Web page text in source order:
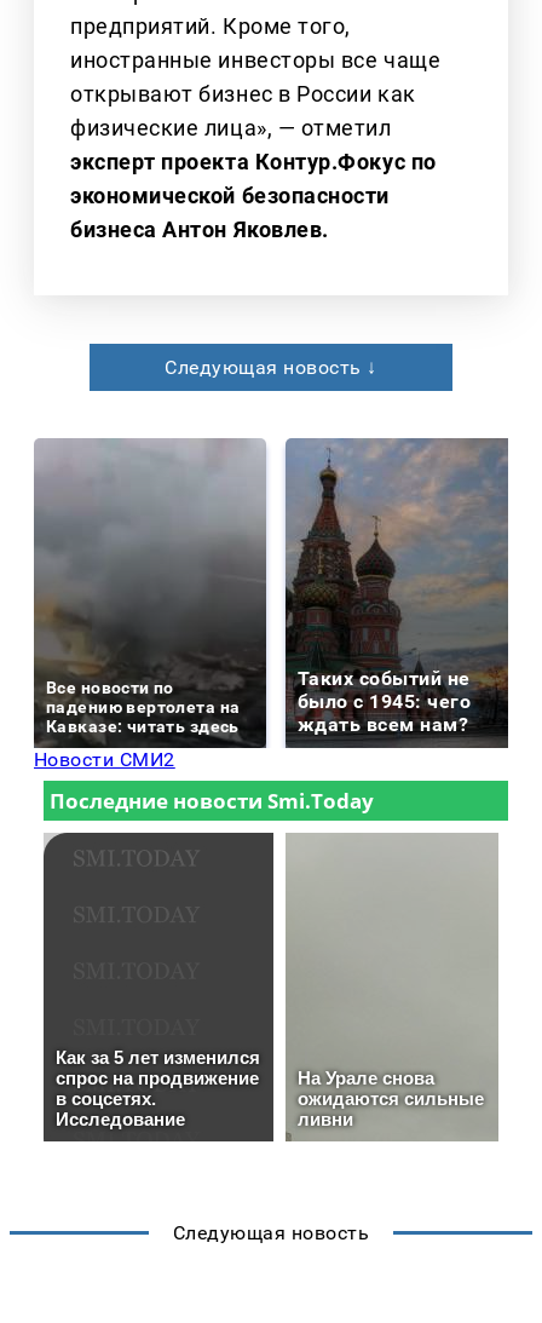
предприятий. Кроме того,
иностранные инвесторы все чаще
открывают бизнес в России как
физические лица», — отметил
эксперт проекта Контур.Фокус по
экономической безопасности
бизнеса Антон Яковлев.
Следующая новость ↓
Все новости по
падению вертолета на
Кавказе: читать здесь
Таких событий не
было с 1945: чего
ждать всем нам?
Новости СМИ2
Следующая новость